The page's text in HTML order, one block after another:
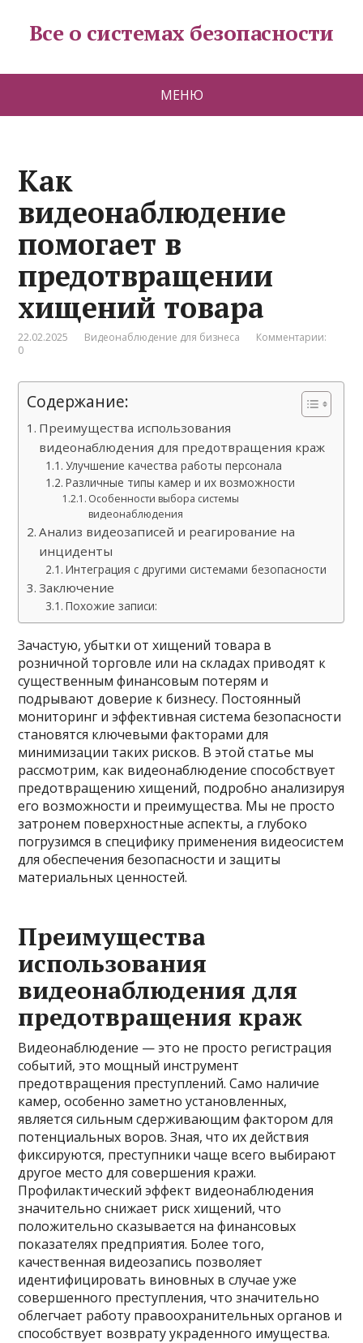
Все о системах безопасности
МЕНЮ
Как
видеонаблюдение
помогает в
предотвращении
хищений товара
22.02.2025 Видеонаблюдение для бизнеса
Комментарии:
0
Содержание:
Преимущества использования
видеонаблюдения для предотвращения краж
Улучшение качества работы персонала
Различные типы камер и их возможности
Особенности выбора системы
видеонаблюдения
Анализ видеозаписей и реагирование на
инциденты
Интеграция с другими системами безопасности
Заключение
Похожие записи:
Зачастую, убытки от хищений товара в
розничной торговле или на складах приводят к
существенным финансовым потерям и
подрывают доверие к бизнесу. Постоянный
мониторинг и эффективная система безопасности
становятся ключевыми факторами для
минимизации таких рисков. В этой статье мы
рассмотрим, как видеонаблюдение способствует
предотвращению хищений, подробно анализируя
его возможности и преимущества. Мы не просто
затронем поверхностные аспекты, а глубоко
погрузимся в специфику применения видеосистем
для обеспечения безопасности и защиты
материальных ценностей.
Преимущества
использования
видеонаблюдения для
предотвращения краж
Видеонаблюдение — это не просто регистрация
событий, это мощный инструмент
предотвращения преступлений. Само наличие
камер, особенно заметно установленных,
является сильным сдерживающим фактором для
потенциальных воров. Зная, что их действия
фиксируются, преступники чаще всего выбирают
другое место для совершения кражи.
Профилактический эффект видеонаблюдения
значительно снижает риск хищений, что
положительно сказывается на финансовых
показателях предприятия. Более того,
качественная видеозапись позволяет
идентифицировать виновных в случае уже
совершенного преступления, что значительно
облегчает работу правоохранительных органов и
способствует возврату украденного имущества.